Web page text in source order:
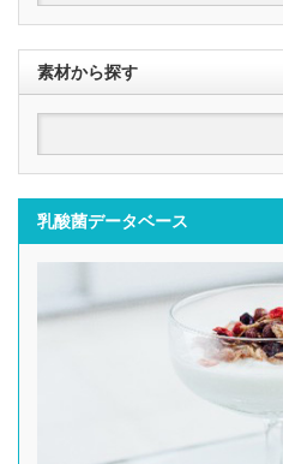
素材から探す
乳酸菌データベース